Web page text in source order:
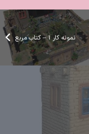
نمونه کار ۱ – کتاب مربع